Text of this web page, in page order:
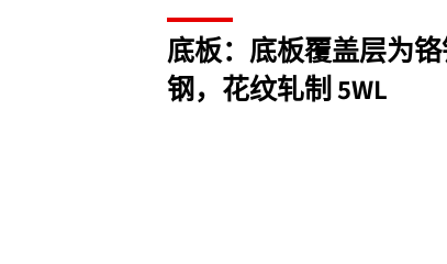
底板：底板覆盖层为
钢，花纹轧制 5WL